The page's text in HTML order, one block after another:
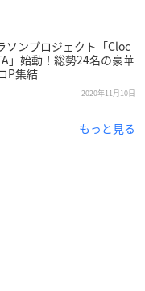
ソンプロジェクト「Cloc
」始動！総勢24名の豪華
P集結
2020年11月10日
もっと見る